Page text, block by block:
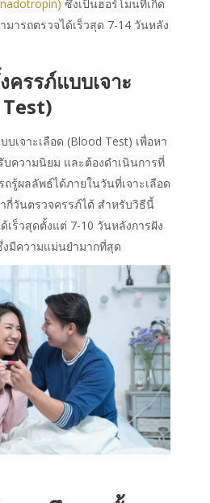
ซึ่งเป็นฮอร์โมนที่เกิด
ารถตรวจได้เร็วสุด 7-14 วันหลัง
ครรภ์แบบเจาะ
บเจาะเลือด (Blood Test) เพื่อหา
บความนิยม และต้องดำเนินการที่
รู้ผลลัพธ์ได้ภายในวันที่เจาะเลือด
กี่วันตรวจครรภ์ได้ สำหรับวิธีนี้
เร็วสุดตั้งแต่ 7-10 วันหลังการฝัง
มีความแม่นยำมากที่สุด